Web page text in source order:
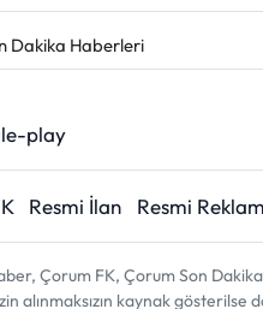
Dakika Haberleri
Resmi İlan Resmi Reklam
Çorum FK, Çorum Son
alınmaksızın kaynak